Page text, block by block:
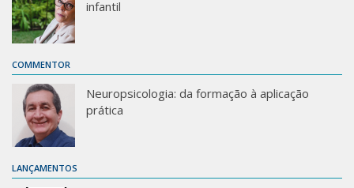
infantil
COMMENTOR
Neuropsicologia: da formação à aplicação
prática
LANÇAMENTOS